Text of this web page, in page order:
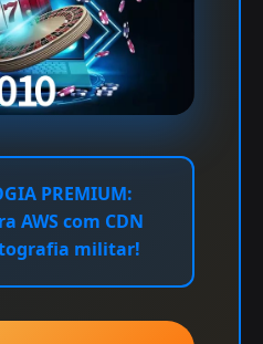
PREMIUM:
AWS com CDN
militar!